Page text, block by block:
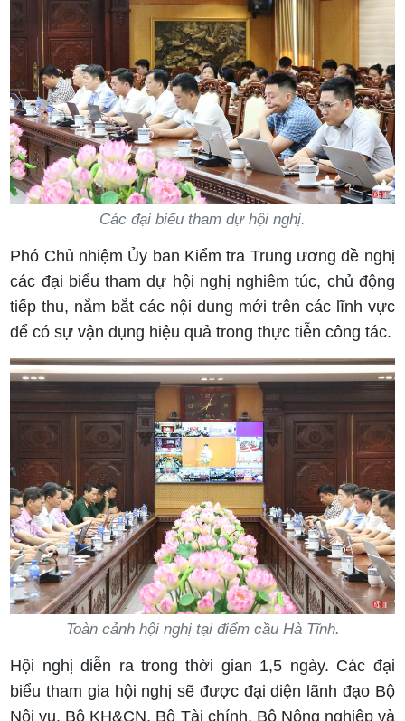
Các đại biểu tham dự hội nghị.
Phó Chủ nhiệm Ủy ban Kiểm tra Trung ương đề nghị
các đại biểu tham dự hội nghị nghiêm túc, chủ động
tiếp thu, nắm bắt các nội dung mới trên các lĩnh vực
để có sự vận dụng hiệu quả trong thực tiễn công tác.
Toàn cảnh hội nghị tại điểm cầu Hà Tĩnh.
Hội nghị diễn ra trong thời gian 1,5 ngày. Các đại
biểu tham gia hội nghị sẽ được đại diện lãnh đạo Bộ
Nội vụ, Bộ KH&CN, Bộ Tài chính, Bộ Nông nghiệp và